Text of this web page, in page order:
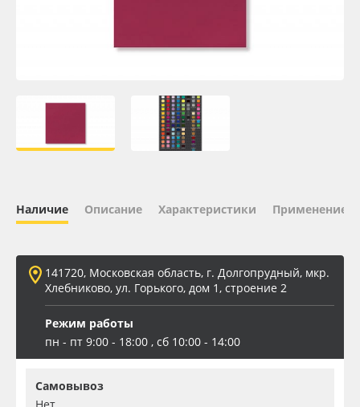
Плёнка монтажная Oratape
ПЭТ листовой
Баннер
Заготовки для сувениров
Наличие Описание Характеристики Применение
141720, Московская область, г. Долгопрудный, мкр.
Хлебниково, ул. Горького, дом 1, строение 2
Режим работы
пн - пт 9:00 - 18:00 , сб 10:00 - 14:00
Самовывоз